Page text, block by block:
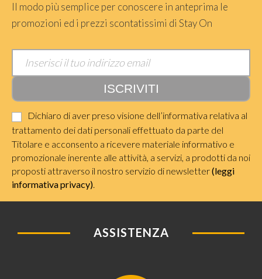
Il modo più semplice per conoscere in anteprima le
promozioni ed i prezzi scontatissimi di Stay On
Dichiaro di aver preso visione dell’informativa relativa al
trattamento dei dati personali effettuato da parte del
Titolare e acconsento a ricevere materiale informativo e
promozionale inerente alle attività, a servizi, a prodotti da noi
proposti attraverso il nostro servizio di newsletter(leggi
informativa privacy).
ASSISTENZA